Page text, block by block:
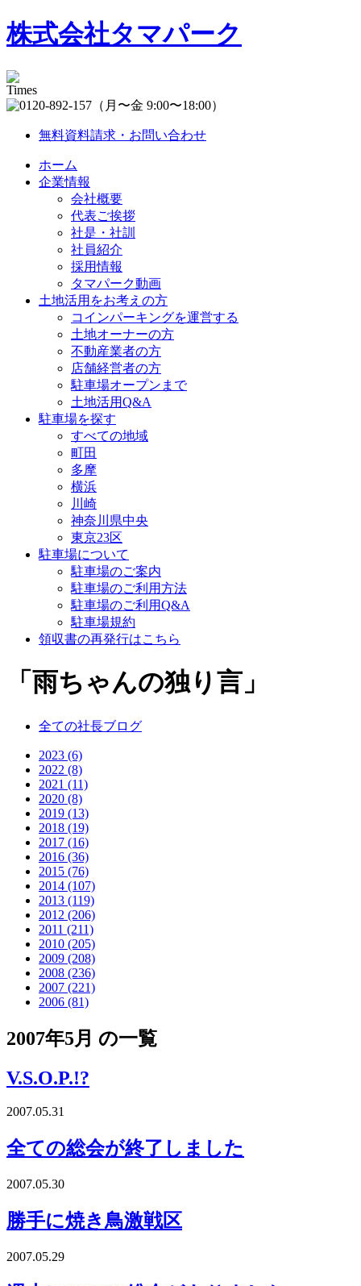
株式会社タマパーク
（月〜金 9:00〜18:00）
無料資料請求・お問い合わせ
ホーム
企業情報
会社概要
代表ご挨拶
社是・社訓
社員紹介
採用情報
タマパーク動画
土地活用をお考えの方
コインパーキングを運営する
土地オーナーの方
不動産業者の方
店舗経営者の方
駐車場オープンまで
土地活用Q&A
駐車場を探す
すべての地域
町田
多摩
横浜
川崎
神奈川県中央
東京23区
駐車場について
駐車場のご案内
駐車場のご利用方法
駐車場のご利用Q&A
駐車場規約
領収書の再発行はこちら
「雨ちゃんの独り言」
全ての社長ブログ
2023 (6)
2022 (8)
2021 (11)
2020 (8)
2019 (13)
2018 (19)
2017 (16)
2016 (36)
2015 (76)
2014 (107)
2013 (119)
2012 (206)
2011 (211)
2010 (205)
2009 (208)
2008 (236)
2007 (221)
2006 (81)
2007年5月 の一覧
V.S.O.P.!?
2007.05.31
全ての総会が終了しました
2007.05.30
勝手に焼き鳥激戦区
2007.05.29